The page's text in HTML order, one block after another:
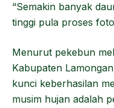
“Semakin banyak
tinggi pula proses
Menurut pekebun
Kabupaten
kunci keberhasilan
musim hujan adalah